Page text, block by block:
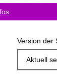
Version der